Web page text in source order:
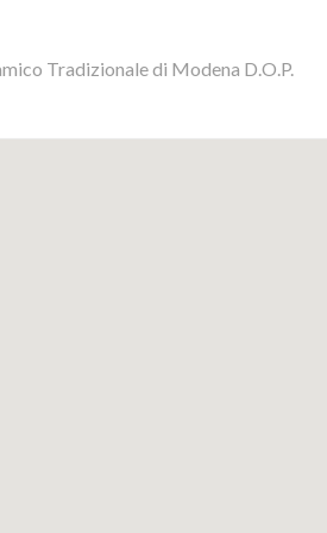
Tradizionale di Modena D.O.P.